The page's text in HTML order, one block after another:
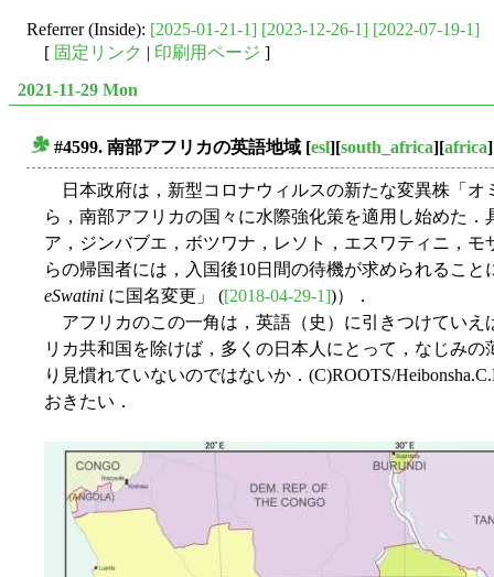
Referrer (Inside): [2025-01-21-1] [2023-12-26-1] [2022-07-19-1]
[ 固定リンク | 印刷用ページ ]
2021-11-29 Mon
#4599. 南部アフリカの英語地域 [esl][south_africa][africa
日本政府は，新型コロナウィルスの新たな変異株「オ
ら，南部アフリカの国々に水際強化策を適用し始めた
ア，ジンバブエ，ボツワナ，レソト，エスワティニ，
らの帰国者には，入国後10日間の待機が求められること
eSwatini に国名変更」 ([2018-04-29-1])）．
アフリカのこの一角は，英語（史）に引きつけていえ
リカ共和国を除けば，多くの日本人にとって，なじみ
り見慣れていないのではないか．(C)ROOTS/
おきたい．